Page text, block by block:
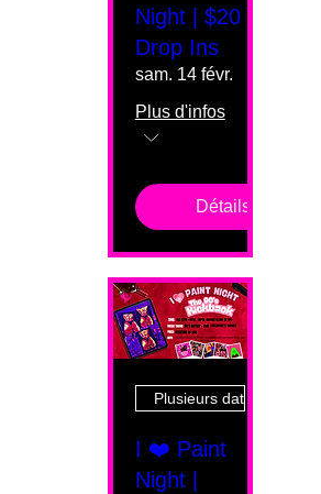
Night | $20
Drop Ins
sam. 14 févr.
Plus d'infos
Détails
Plusieurs dates
I ❤️ Paint
Night |